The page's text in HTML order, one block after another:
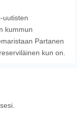
uutisten
kummun
Partanen
kun on.